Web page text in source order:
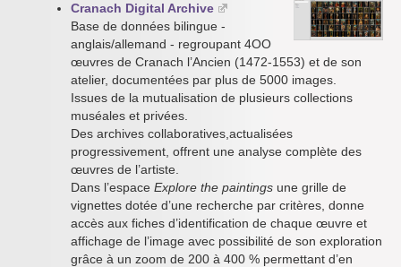
Cranach Digital Archive
Base de données bilingue -
anglais/allemand - regroupant 4OO
œuvres de Cranach l’Ancien (1472-1553) et de son
atelier, documentées par plus de 5000 images.
Issues de la mutualisation de plusieurs collections
muséales et privées.
Des archives collaboratives,actualisées
progressivement, offrent une analyse complète des
œuvres de l’artiste.
Dans l’espace Explore the paintings une grille de
vignettes dotée d’une recherche par critères, donne
accès aux fiches d’identification de chaque œuvre et
affichage de l’image avec possibilité de son exploration
grâce à un zoom de 200 à 400 % permettant d’en